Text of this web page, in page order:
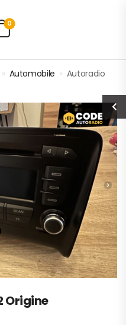
0
» Automobile » Autoradio
Origine